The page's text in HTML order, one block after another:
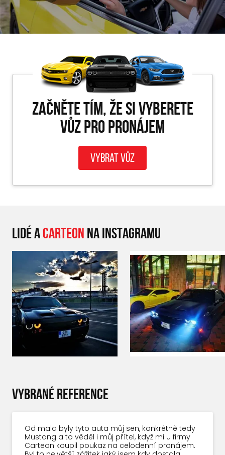
Začněte tím, že si vyberete
vůz pro PRONÁJEM
Vybrat vůz
LIDÉ ACARTEON NA INSTAGRAMU
VYBRANÉ REFERENCE
Od mala byly tyto auta můj sen, konkrétně tedy
Mustang a to věděl i můj přítel, když mi u firmy
Carteon koupil poukaz na celodenní pronájem.